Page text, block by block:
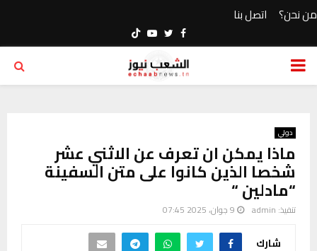
من نحن؟ اتصل بنا
Facebook
Twitter
Youtube
PRIMARY
دولي
ماذا يمكن ان تعرف عن الاثني عشر
شخصا الذين كانوا على متن السفينة
“مادلين “
تنفيذ: admin 9 جوان، 2025 07:45
شارك